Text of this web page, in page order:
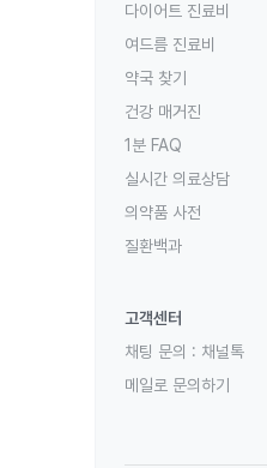
다이어트 진료비
여드름 진료비
약국 찾기
건강 매거진
1분 FAQ
실시간 의료상담
의약품 사전
질환백과
고객센터
채팅 문의 : 채널톡
메일로 문의하기